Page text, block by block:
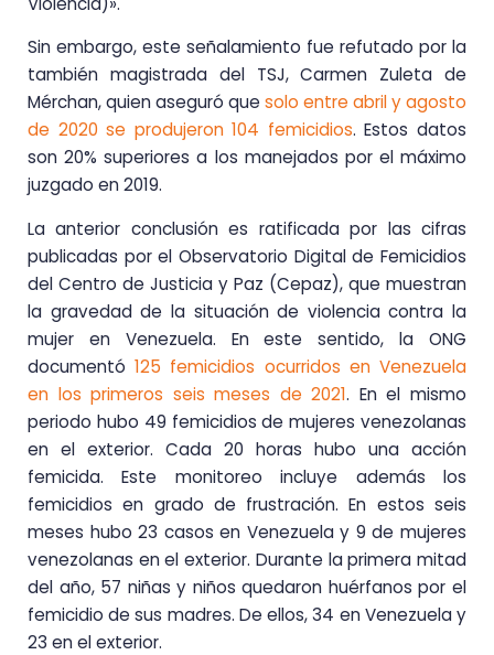
Sin embargo, este señalamiento fue refutado por la
también magistrada del TSJ, Carmen Zuleta de
Mérchan, quien aseguró que solo entre abril y agosto
de 2020 se produjeron 104 femicidios. Estos datos
son 20% superiores a los manejados por el máximo
juzgado en 2019.
La anterior conclusión es ratificada por las cifras
publicadas por el Observatorio Digital de Femicidios
del Centro de Justicia y Paz (Cepaz), que muestran
la gravedad de la situación de violencia contra la
mujer en Venezuela. En este sentido, la ONG
documentó125 femicidios ocurridos en Venezuela
en los primeros seis meses de 2021. En el mismo
periodo hubo 49 femicidios de mujeres venezolanas
en el exterior. Cada 20 horas hubo una acción
femicida. Este monitoreo incluye además los
femicidios en grado de frustración. En estos seis
meses hubo 23 casos en Venezuela y 9 de mujeres
venezolanas en el exterior. Durante la primera mitad
del año, 57 niñas y niños quedaron huérfanos por el
femicidio de sus madres. De ellos, 34 en Venezuela y
23 en el exterior.